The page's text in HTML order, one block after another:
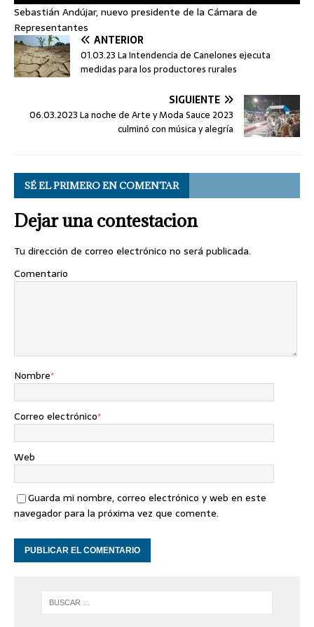
Sebastián Andújar, nuevo presidente de la Cámara de
Representantes
ANTERIOR
01.03.23 La Intendencia de Canelones ejecuta
medidas para los productores rurales
SIGUIENTE
06.03.2023 La noche de Arte y Moda Sauce 2023
culminó con música y alegría
SÉ EL PRIMERO EN COMENTAR
Dejar una contestacion
Tu dirección de correo electrónico no será publicada.
Comentario
Nombre*
Correo electrónico*
Web
Guarda mi nombre, correo electrónico y web en este
navegador para la próxima vez que comente.